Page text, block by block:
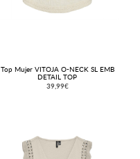
Top Mujer VITOJA O-NECK SL EMB
DETAIL TOP
39,99€